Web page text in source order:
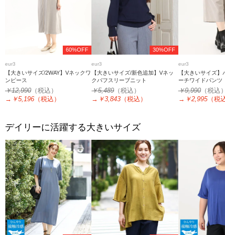
60%OFF
eur3
【大きいサイズ/2WAY】Vネックワ
ンピース
￥12,990 （税込）
→ ￥5,196 （税込）
30%OFF
eur3
【大きいサイズ/新色追加】Vネッ
クパフスリーブニット
￥5,489（税込）
→ ￥3,843 （税込）
eur3
【大きいサイズ
ーチワイドパンツ
￥9,990（税込
→ ￥2,995（税
デイリーに活躍する大きいサイズ